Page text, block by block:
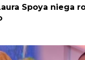
Spoya niega